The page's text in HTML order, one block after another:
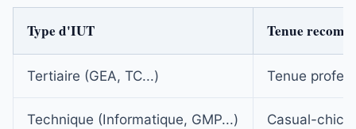
Type d'IUT Tenue
Tertiaire (GEA, TC...) Tenue
Technique (Informatique, GMP...) Casual-chic,